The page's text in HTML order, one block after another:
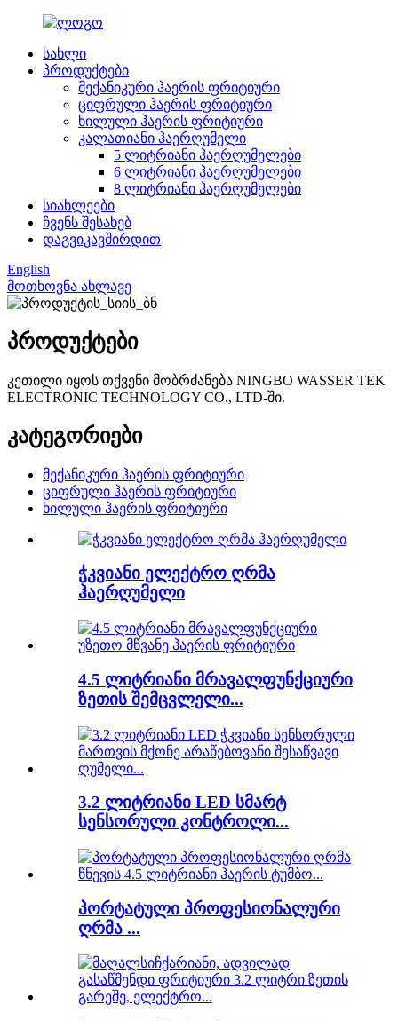
სახლი
პროდუქტები
მექანიკური ჰაერის ფრიტიური
ციფრული ჰაერის ფრიტიური
ხილული ჰაერის ფრიტიური
კალათიანი ჰაერღუმელი
5 ლიტრიანი ჰაერღუმელები
6 ლიტრიანი ჰაერღუმელები
8 ლიტრიანი ჰაერღუმელები
სიახლეები
ჩვენს შესახებ
დაგვიკავშირდით
English
მოთხოვნა ახლავე
პროდუქტები
კეთილი იყოს თქვენი მობრძანება NINGBO WASSER TEK
ELECTRONIC TECHNOLOGY CO., LTD-ში.
კატეგორიები
მექანიკური ჰაერის ფრიტიური
ციფრული ჰაერის ფრიტიური
ხილული ჰაერის ფრიტიური
ჭკვიანი ელექტრო ღრმა
ჰაერღუმელი
4.5 ლიტრიანი მრავალფუნქციური
ზეთის შემცვლელი...
3.2 ლიტრიანი LED სმარტ
სენსორული კონტროლი...
პორტატული პროფესიონალური
ღრმა ...